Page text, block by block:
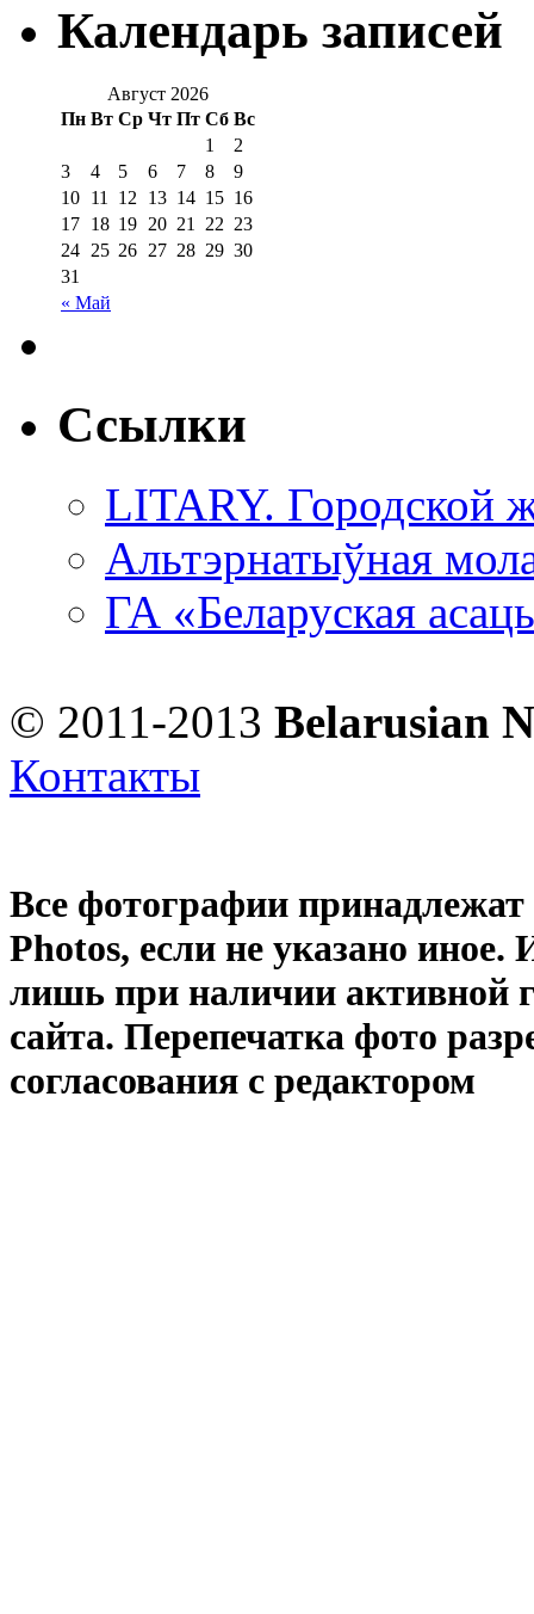
Календарь записей
Август 2026
Пн Вт Ср Чт Пт Сб Вс
« Май
1
2
3
4 5 6 7 8
9
10 11 12 13 14 15 16
17 18 19 20 21 22 23
24 25 26 27 28 29 30
31
Ссылки
LITARY. Городской
Альтэрнатыўная
ГА «Беларуская
© 2011-2013 Belarusian
Контакты
Все фотографии
Photos, если не указано иное.
лишь при наличии активной
сайта. Перепечатка фото
согласования с редактором